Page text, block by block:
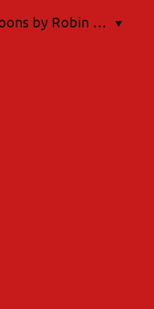
Cartoons by Robin Hut